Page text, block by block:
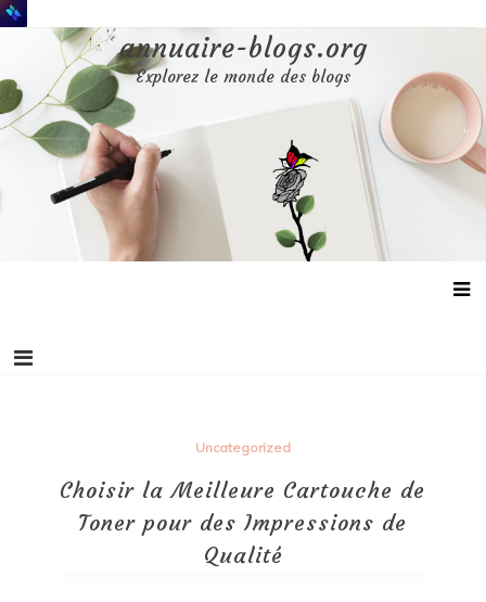
Aller
au
annuaire-blogs.org
Explorez le monde des blogs
Uncategorized
Choisir la Meilleure Cartouche de
Toner pour des Impressions de
Qualité